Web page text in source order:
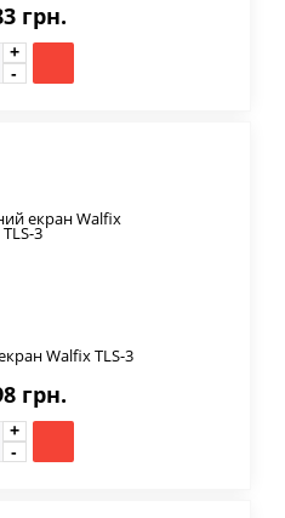
грн.
Walfix TLS-3
грн.